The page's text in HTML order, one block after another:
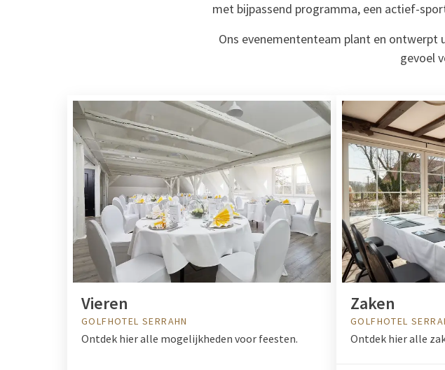
met bijpassend programma, een actief-
Ons evenemententeam plant en
gevoel
Vieren
GOLFHOTEL SERRAHN
Ontdek hier alle mogelijkheden voor feesten.
Zaken
GOLFHOTEL
Ontdek hier alle